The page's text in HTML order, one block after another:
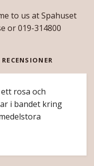
to us at Spahuset
or 019-314800
RECENSIONER
rosa och
i bandet kring